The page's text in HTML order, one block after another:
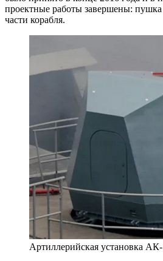
проектные работы завершены: пушка
части корабля.
Артиллерийская установка